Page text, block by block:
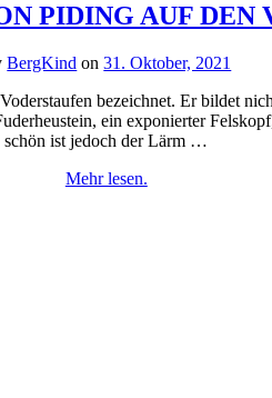
PIDING AUF DEN
BergKind on31. Oktober, 2021
bezeichnet. Er bildet
ein exponierter
schön ist jedoch der Lärm …
Mehr lesen.